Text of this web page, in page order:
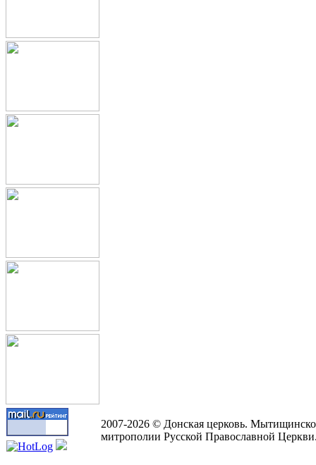
2007-2026 © Донская церковь.
митрополии Русской Православной